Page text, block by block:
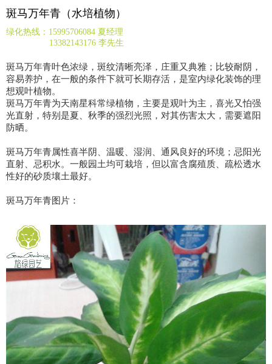
斑马万年青（水培植物）
绿化热线：15995706084 夏经理
13382143176 李先生
斑马万年青叶色浓绿，斑纹清晰亮泽，庄重又典雅；比较耐阴，
容易养护，在一般的条件下就可长期存活，是室内绿化装饰的理
想观叶植物。
斑马万年青为天南星科常绿植物，主要是观叶为主，喜光又怕强
光直射，特别是夏、秋季的强烈光照，对其伤害太大，需要遮阳
防晒。
斑马万年青属性喜半阴、温暖、湿润、通风良好的环境；忌阳光
直射、忌积水。一般园土均可栽培，但以富含腐殖质、疏松透水
性好的砂质壤土最好。
斑马万年青图片：